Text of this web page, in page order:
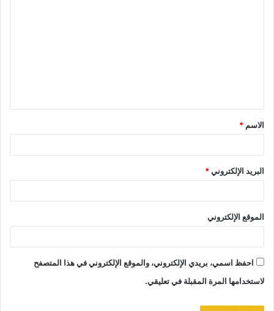
ق
*
الاسم *
البريد الإلكتروني*
الموقع الإلكتروني
احفظ اسمي، بريدي الإلكتروني، والموقع الإلكتروني في هذا المتصفح
لاستخدامها المرة المقبلة في تعليقي.